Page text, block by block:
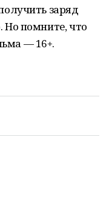
заряд
Но помните, что
— 16+.